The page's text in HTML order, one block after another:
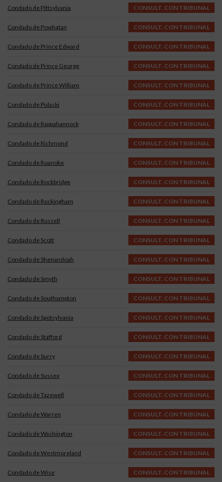
Condado de Pittsylvania CONSULT. CON TRIBUNAL
Condado de Powhatan CONSULT. CON TRIBUNAL
Condado de Prince Edward CONSULT. CON TRIBUNAL
Condado de Prince George CONSULT. CON TRIBUNAL
Condado de Prince William CONSULT. CON TRIBUNAL
Condado de Pulaski CONSULT. CON TRIBUNAL
Condado de Rappahannock CONSULT. CON TRIBUNAL
Condado de Richmond CONSULT. CON TRIBUNAL
Condado de Roanoke CONSULT. CON TRIBUNAL
Condado de Rockbridge CONSULT. CON TRIBUNAL
Condado de Rockingham CONSULT. CON TRIBUNAL
Condado de Russell CONSULT. CON TRIBUNAL
Condado de Scott CONSULT. CON TRIBUNAL
Condado de Shenandoah CONSULT. CON TRIBUNAL
Condado de Smyth CONSULT. CON TRIBUNAL
Condado de Southampton CONSULT. CON TRIBUNAL
Condado de Spotsylvania CONSULT. CON TRIBUNAL
Condado de Stafford CONSULT. CON TRIBUNAL
Condado de Surry CONSULT. CON TRIBUNAL
Condado de Sussex CONSULT. CON TRIBUNAL
Condado de Tazewell CONSULT. CON TRIBUNAL
Condado de Warren CONSULT. CON TRIBUNAL
Condado de Washington CONSULT. CON TRIBUNAL
Condado de Westmoreland CONSULT. CON TRIBUNAL
Condado de Wise CONSULT. CON TRIBUNAL